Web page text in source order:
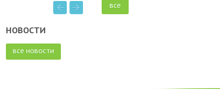
все
НОВОСТИ
все новости